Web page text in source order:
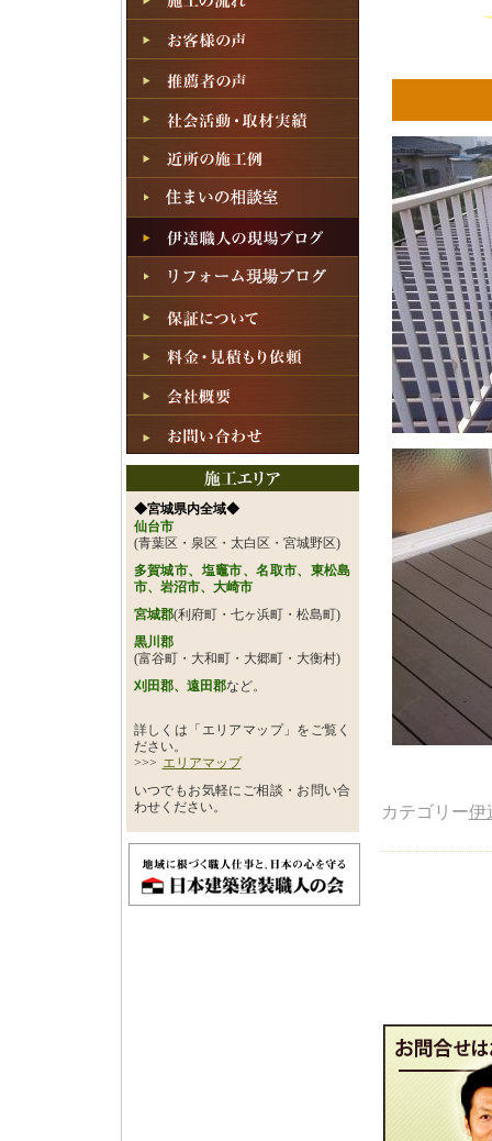
カテゴリー伊
◆宮城県内全域◆
仙台市
(青葉区・泉区・太白区・宮城野区)
多賀城市、塩竈市、名取市、東松島
市、岩沼市、大崎市
宮城郡(利府町・七ヶ浜町・松島町)
黒川郡
(富谷町・大和町・大郷町・大衡村)
刈田郡、遠田郡など。
詳しくは「エリアマップ」をご覧く
ださい。
>>> エリアマップ
いつでもお気軽にご相談・お問い合
わせください。